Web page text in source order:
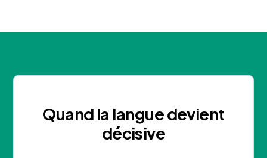
Quand la langue devient
décisive